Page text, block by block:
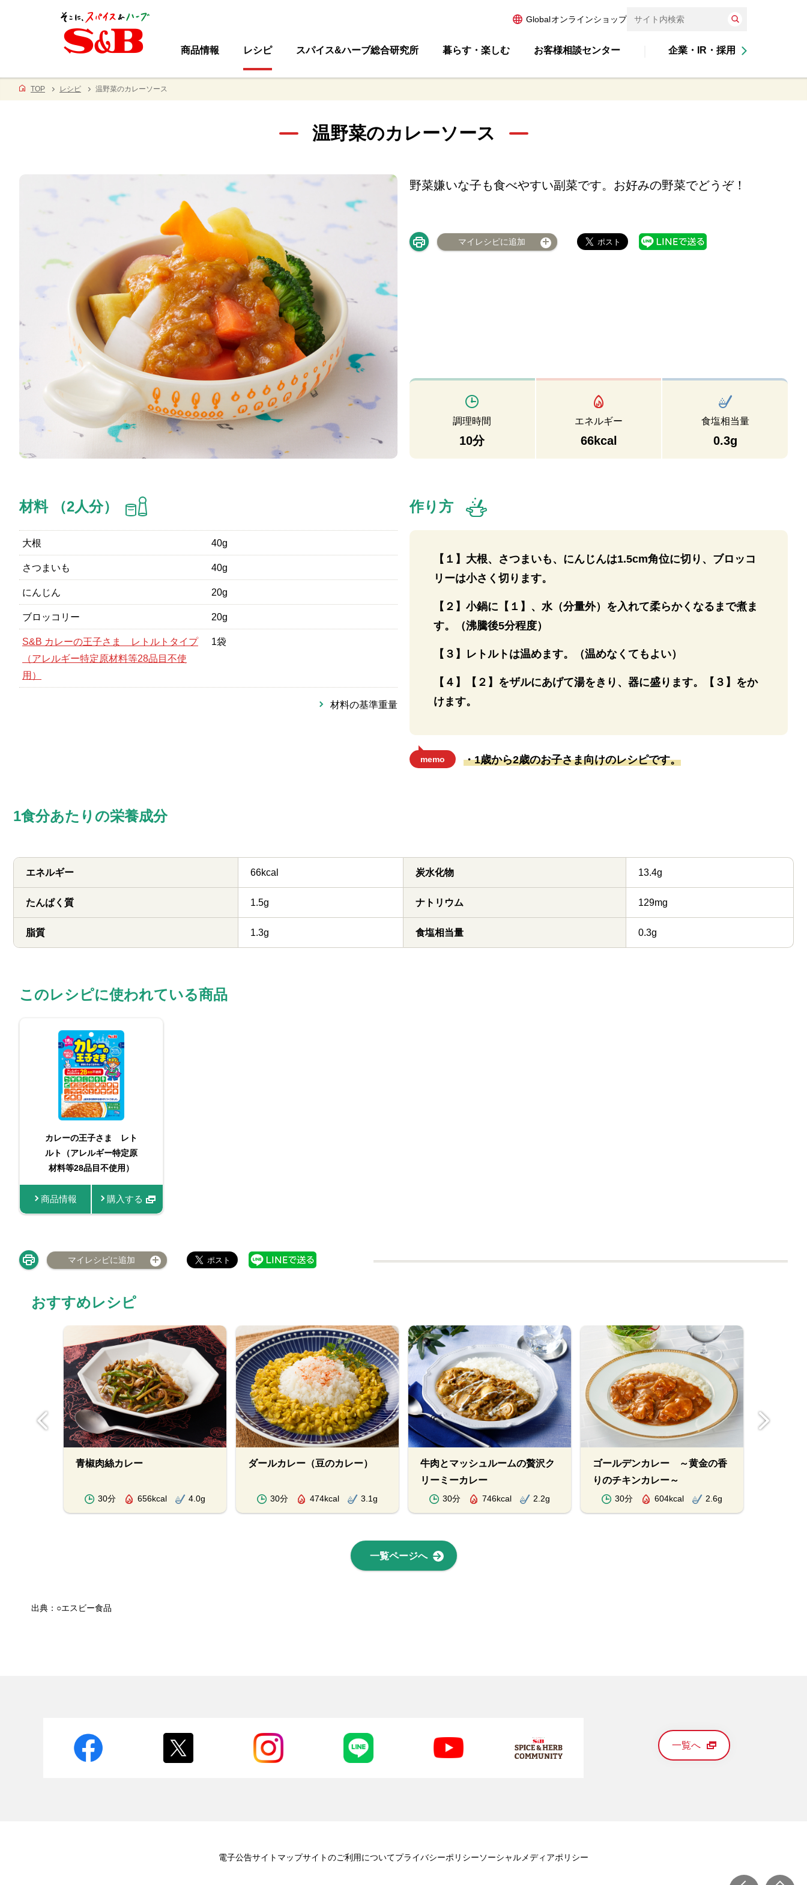
Globalオンラインショップ
商品情報 レシピ スパイス&ハーブ総合研究所 暮らす・楽しむ お客様相談センター 企業・IR・採用
TOP レシピ 温野菜のカレーソース
温野菜のカレーソース
野菜嫌いな子も食べやすい副菜です。お好みの野菜でどうぞ！
マイレシピに追加
調理時間
10分
エネルギー
66kcal
食塩相当量
0.3g
材料 （2人分）
大根 40g
さつまいも 40g
にんじん 20g
ブロッコリー 20g
S&B カレーの王子さま レトルトタイプ
（アレルギー特定原材料等28品目不使
用）
1袋
材料の基準重量
作り方
【１】大根、さつまいも、にんじんは1.5cm角位に切り、ブロッコ
リーは小さく切ります。
【２】小鍋に【１】、水（分量外）を入れて柔らかくなるまで煮ま
す。（沸騰後5分程度）
【３】レトルトは温めます。（温めなくてもよい）
【４】【２】をザルにあげて湯をきり、器に盛ります。【３】をか
けます。
memo ・1歳から2歳のお子さま向けのレシピです。
1食分あたりの栄養成分
エネルギー 66kcal
たんぱく質 1.5g
脂質 1.3g
炭水化物 13.4g
ナトリウム 129mg
食塩相当量 0.3g
このレシピに使われている商品
カレーの王子さま レト
ルト（アレルギー特定原
材料等28品目不使用）
商品情報 購入する
マイレシピに追加
おすすめレシピ
青椒肉絲カレー
30分 656kcal 4.0g
ダールカレー（豆のカレー）
30分 474kcal 3.1g
牛肉とマッシュルームの贅沢ク
リーミーカレー
30分 746kcal 2.2g
ゴールデンカレー ～黄金の香
りのチキンカレー～
30分 604kcal 2.6g
一覧ページへ
出典：○エスビー食品
一覧へ
電子公告サイトマップサイトのご利用についてプライバシーポリシーソーシャルメディアポリシー